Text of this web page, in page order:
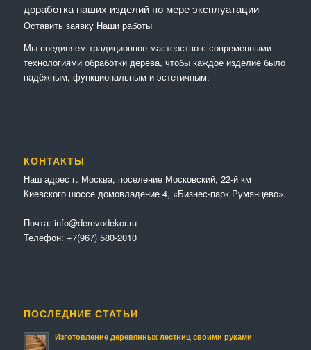
доработка наших изделий по мере эксплуатации
Оставить заявку Наши работы
Мы соединяем традиционное мастерство с современными
технологиями обработки дерева, чтобы каждое изделие было
надёжным, функциональным и эстетичным.
КОНТАКТЫ
Наш адрес г. Москва, поселение Московский, 22-й км
Киевского шоссе домовладение 4, «Бизнес-парк Румянцево».
Почта: info@derevodekor.ru
Телефон: +7(967) 580-2010
ПОСЛЕДНИЕ СТАТЬИ
Изготовление деревянных лестниц своими руками